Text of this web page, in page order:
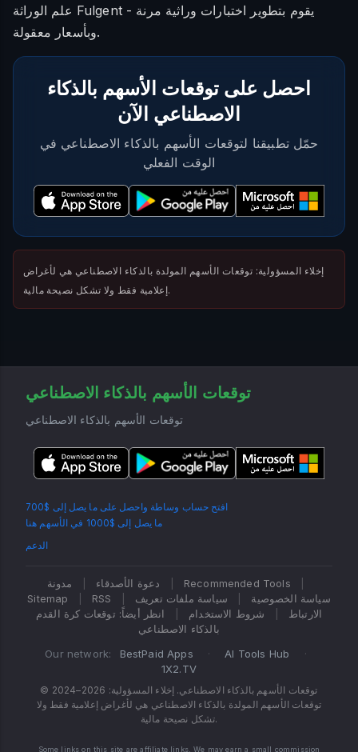
علم الوراثة Fulgent - يقوم بتطوير اختبارات وراثية مرنة
وبأسعار معقولة.
احصل على توقعات الأسهم بالذكاء
الاصطناعي الآن
حمّل تطبيقنا لتوقعات الأسهم بالذكاء الاصطناعي في
الوقت الفعلي
إخلاء المسؤولية: توقعات الأسهم المولدة بالذكاء الاصطناعي هي لأغراض
إعلامية فقط ولا تشكل نصيحة مالية.
توقعات الأسهم بالذكاء الاصطناعي
توقعات الأسهم بالذكاء الاصطناعي
افتح حساب وساطة واحصل على ما يصل إلى $700
ما يصل إلى $1000 في الأسهم هنا
الدعم
دعوة الأصدقاء مدونة Recommended Tools
Sitemap
RSS سياسة الخصوصية
سياسة ملفات تعريف
الارتباط
شروط الاستخدام
انظر أيضاً: توقعات كرة القدم
بالذكاء الاصطناعي
Our network: BestPaid Apps · AI Tools Hub
·
1X2.TV
© 2024–2026 توقعات الأسهم بالذكاء الاصطناعي. إخلاء المسؤولية:
توقعات الأسهم المولدة بالذكاء الاصطناعي هي لأغراض إعلامية فقط ولا
تشكل نصيحة مالية.
Some links on this site are affiliate links. We may earn a small commission